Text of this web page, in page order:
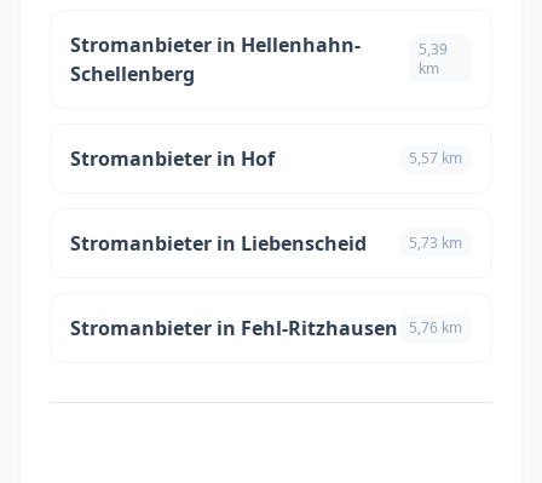
Stromanbieter in Hellenhahn-
Schellenberg
5,39
km
Stromanbieter in Hof 5,57 km
Stromanbieter in Liebenscheid 5,73 km
Stromanbieter in Fehl-Ritzhausen 5,76 km